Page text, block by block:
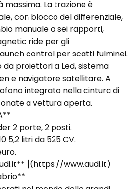
massima. La trazione è
con blocco del differenziale,
manuale a sei rapporti,
ride per gli
control per scatti fulminei.
proiettori a Led, sistema
e navigatore satellitare. A
integrato nella cintura di
a vettura aperta.
2 porte, 2 posti.
5,2 litri da 525 CV.
](https://www.audi.it)